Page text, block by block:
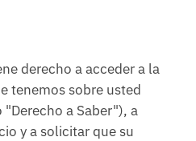
derecho a acceder a la
tenemos sobre usted
a Saber"), a
y a solicitar que su